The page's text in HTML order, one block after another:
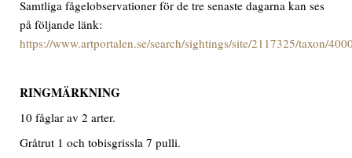
Samtliga fågelobservationer för de tre senaste dagarna kan ses
på följande länk:
https://www.artportalen.se/search/sightings/site/2117325/taxon/
RINGMÄRKNING
10 fåglar av 2 arter.
Gråtrut 1 och tobisgrissla 7 pulli.